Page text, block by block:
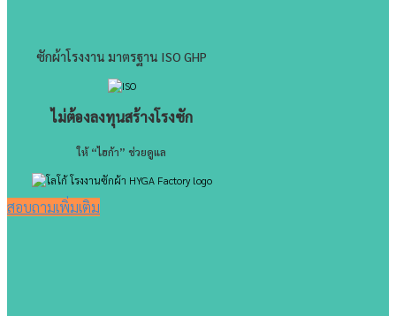
ซักผ้าโรงงาน มาตรฐาน ISO GHP
ไม่ต้องลงทุนสร้างโรงซัก
ให้ “ไฮก้า” ช่วยดูแล
สอบถามเพิ่มเติม